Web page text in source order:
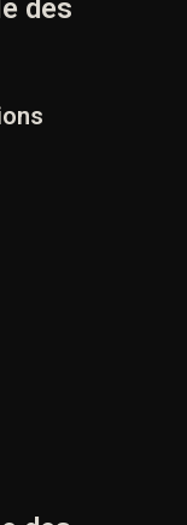
des